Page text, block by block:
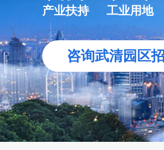
产业扶持 工业用地
咨询武清园区